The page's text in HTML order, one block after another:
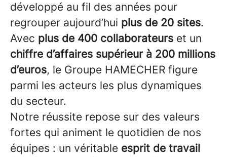
développé au fil des années pour
regrouper aujourd’hui plus de 20 sites.
Avec plus de 400 collaborateurs et un
chiffre d’affaires supérieur à 200 millions
d’euros, le Groupe HAMECHER figure
parmi les acteurs les plus dynamiques
du secteur.
Notre réussite repose sur des valeurs
fortes qui animent le quotidien de nos
équipes : un véritable esprit de travail